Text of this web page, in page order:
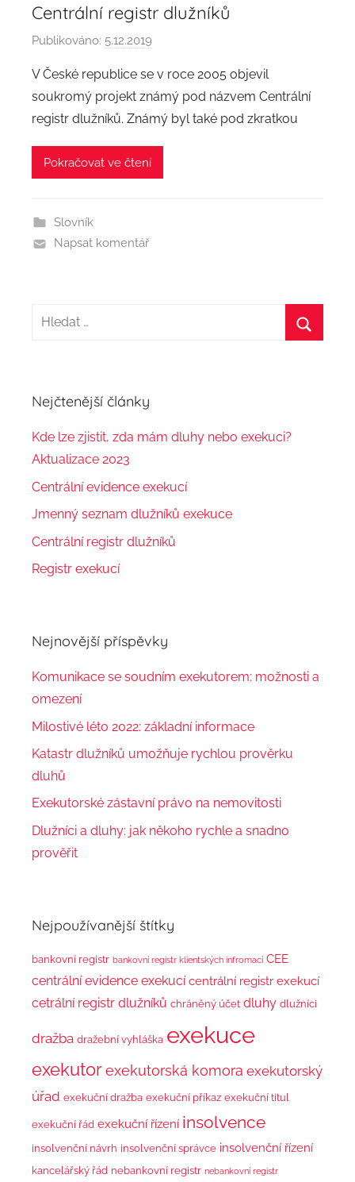
Centrální registr dlužníků
Publikováno: 5.12.2019
t
o
r
:
V České republice se v roce 2005 objevil
soukromý projekt známý pod názvem Centrální
registr dlužníků. Známý byl také pod zkratkou
Pokračovat ve čtení
Slovník
Napsat komentář
a
Nejčtenější články
Kde lze zjistit, zda mám dluhy nebo exekuci?
Aktualizace 2023
Centrální evidence exekucí
Jmenný seznam dlužníků exekuce
Centrální registr dlužníků
Registr exekucí
Nejnovější příspěvky
Komunikace se soudním exekutorem: možnosti a
omezení
Milostivé léto 2022: základní informace
Katastr dlužníků umožňuje rychlou prověrku
dluhů
Exekutorské zástavní právo na nemovitosti
Dlužníci a dluhy: jak někoho rychle a snadno
prověřit
Nejpoužívanější štítky
bankovní registr bankovní registr klientských infromací CEE
centrální evidence exekucí centrální registr exekucí
cetrální registr dlužníků chráněný účet dluhy dlužníci
dražba dražební vyhláška exekuce
exekutorexekutorská komora exekutorský
úřad exekuční dražba exekuční příkaz exekuční titul
exekuční řád exekuční řízení insolvence
insolvenční návrh insolvenční správce insolvenční řízení
kancelářský řád nebankovní registr nebankovní registr